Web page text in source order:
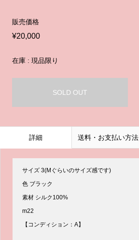
販売価格
¥20,000
在庫 : 現品限り
SOLD OUT
詳細 送料・お支払い方法
サイズ 3(Mぐらいのサイズ感です)
色 ブラック
素材 シルク100%
m22
【コンディション：A】